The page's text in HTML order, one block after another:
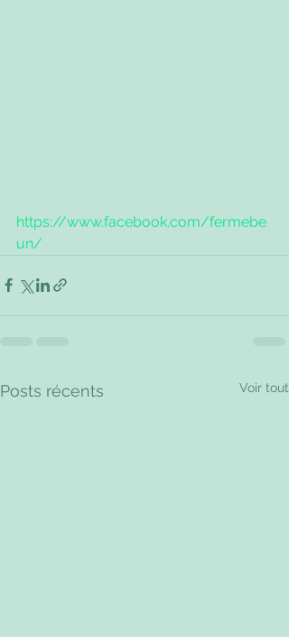
https://www.facebook.com/fermebe
un/
Posts récents Voir tout